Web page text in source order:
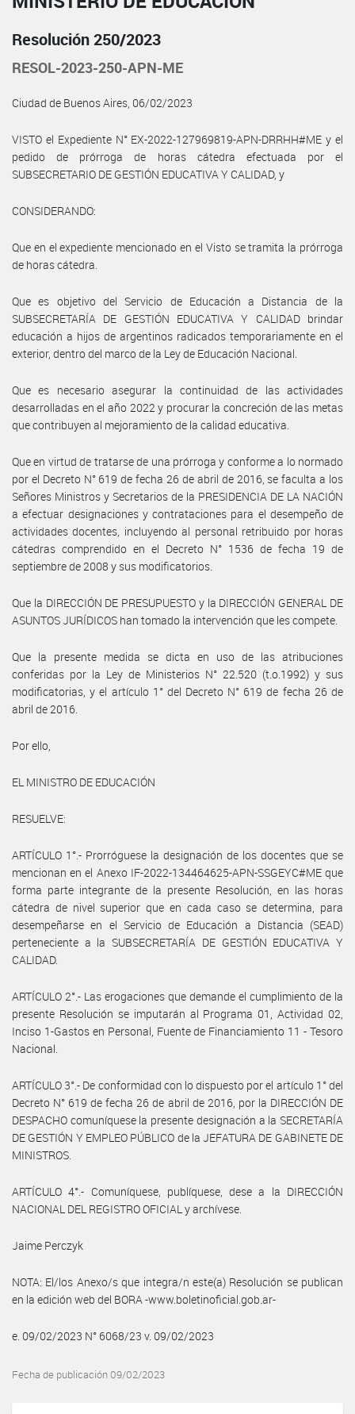
Resolución 250/2023
RESOL-2023-250-APN-ME
Ciudad de Buenos Aires, 06/02/2023
VISTO el Expediente N° EX-2022-127969819-APN-DRRHH#ME y el
pedido de prórroga de horas cátedra efectuada por el
SUBSECRETARIO DE GESTIÓN EDUCATIVA Y CALIDAD, y
CONSIDERANDO:
Que en el expediente mencionado en el Visto se tramita la prórroga
de horas cátedra.
Que es objetivo del Servicio de Educación a Distancia de la
SUBSECRETARÍA DE GESTIÓN EDUCATIVA Y CALIDAD brindar
educación a hijos de argentinos radicados temporariamente en el
exterior, dentro del marco de la Ley de Educación Nacional.
Que es necesario asegurar la continuidad de las actividades
desarrolladas en el año 2022 y procurar la concreción de las metas
que contribuyen al mejoramiento de la calidad educativa.
Que en virtud de tratarse de una prórroga y conforme a lo normado
por el Decreto N° 619 de fecha 26 de abril de 2016, se faculta a los
Señores Ministros y Secretarios de la PRESIDENCIA DE LA NACIÓN
a efectuar designaciones y contrataciones para el desempeño de
actividades docentes, incluyendo al personal retribuido por horas
cátedras comprendido en el Decreto N° 1536 de fecha 19 de
septiembre de 2008 y sus modificatorios.
Que la DIRECCIÓN DE PRESUPUESTO y la DIRECCIÓN GENERAL DE
ASUNTOS JURÍDICOS han tomado la intervención que les compete.
Que la presente medida se dicta en uso de las atribuciones
conferidas por la Ley de Ministerios N° 22.520 (t.o.1992) y sus
modificatorias, y el artículo 1° del Decreto N° 619 de fecha 26 de
abril de 2016.
Por ello,
EL MINISTRO DE EDUCACIÓN
RESUELVE:
ARTÍCULO 1°.- Prorróguese la designación de los docentes que se
mencionan en el Anexo IF-2022-134464625-APN-SSGEYC#ME que
forma parte integrante de la presente Resolución, en las horas
cátedra de nivel superior que en cada caso se determina, para
desempeñarse en el Servicio de Educación a Distancia (SEAD)
perteneciente a la SUBSECRETARÍA DE GESTIÓN EDUCATIVA Y
CALIDAD.
ARTÍCULO 2°.- Las erogaciones que demande el cumplimiento de la
presente Resolución se imputarán al Programa 01, Actividad 02,
Inciso 1-Gastos en Personal, Fuente de Financiamiento 11 - Tesoro
Nacional.
ARTÍCULO 3°.- De conformidad con lo dispuesto por el artículo 1° del
Decreto N° 619 de fecha 26 de abril de 2016, por la DIRECCIÓN DE
DESPACHO comuníquese la presente designación a la SECRETARÍA
DE GESTIÓN Y EMPLEO PÚBLICO de la JEFATURA DE GABINETE DE
MINISTROS.
ARTÍCULO 4°.- Comuníquese, publíquese, dese a la DIRECCIÓN
NACIONAL DEL REGISTRO OFICIAL y archívese.
Jaime Perczyk
NOTA: El/los Anexo/s que integra/n este(a) Resolución se publican
en la edición web del BORA -www.boletinoficial.gob.ar-
e. 09/02/2023 N° 6068/23 v. 09/02/2023
Fecha de publicación 09/02/2023